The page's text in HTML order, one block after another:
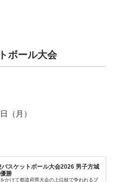
ボール大会
（月）
バスケットボール大会2026 男子方城
勝
かけて都道府県大会の上位校で争われるブ